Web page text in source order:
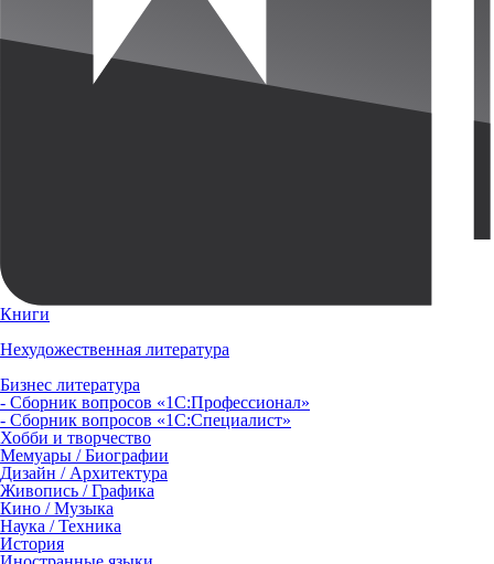
Книги
Нехудожественная литература
Бизнес литература
- Сборник вопросов «1С:Профессионал»
- Сборник вопросов «1С:Специалист»
Хобби и творчество
Мемуары / Биографии
Дизайн / Архитектура
Живопись / Графика
Кино / Музыка
Наука / Техника
История